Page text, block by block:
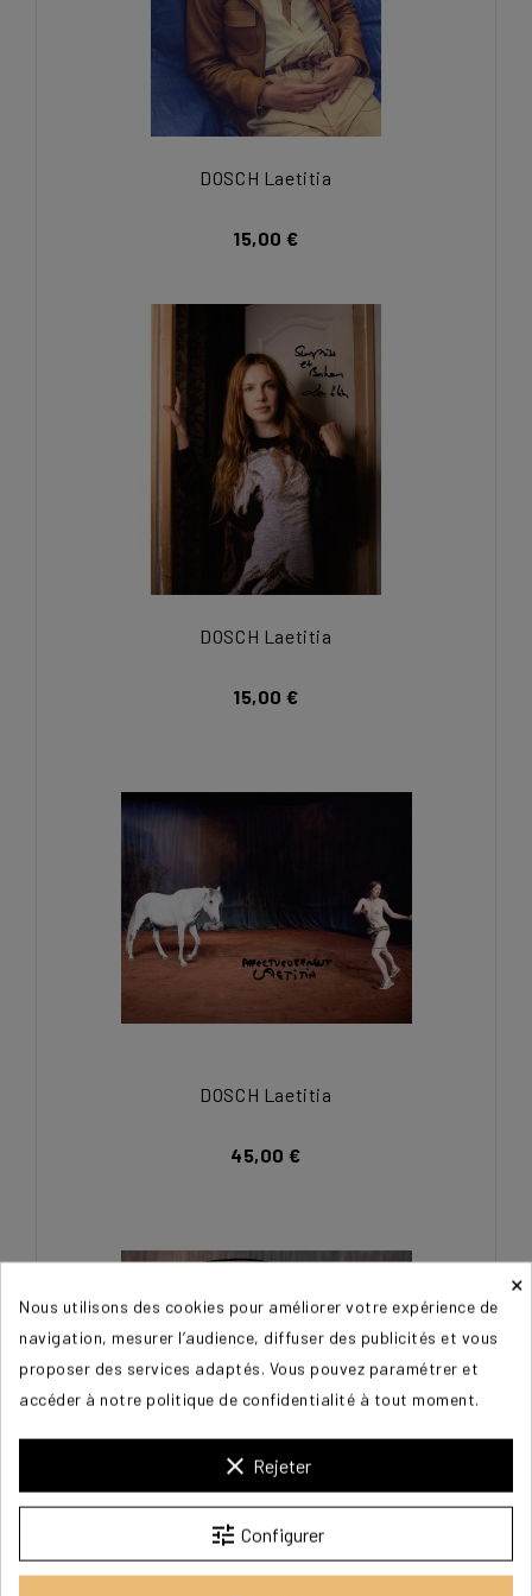
DOSCH Laetitia
15,00 €
DOSCH Laetitia
15,00 €
DOSCH Laetitia
45,00 €
DOSCH Laetitia
×
Nous utilisons des cookies pour améliorer votre expérience de
navigation, mesurer l’audience, diffuser des publicités et vous
proposer des services adaptés. Vous pouvez paramétrer et
accéder à notre politique de confidentialité à tout moment.
clear Rejeter
tune Configurer